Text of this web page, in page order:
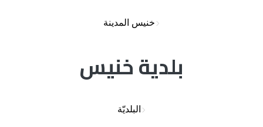
خنيس المدينة
بلدية خنيس
البلديّة